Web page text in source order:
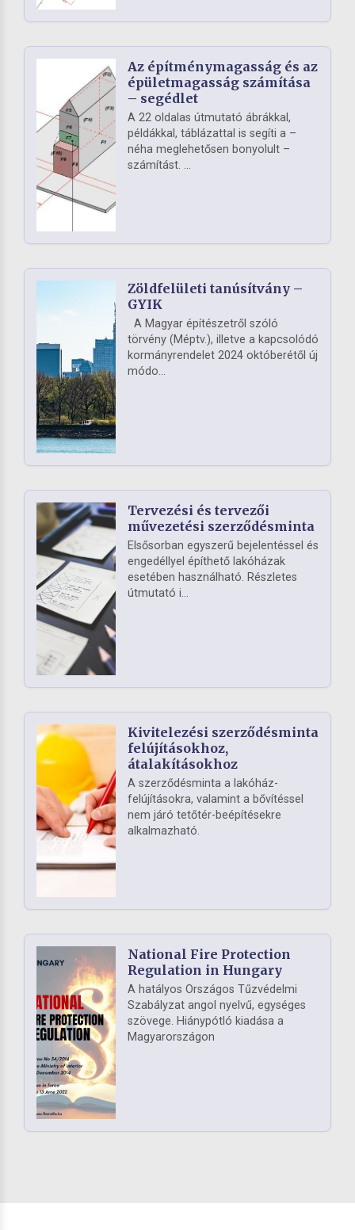
Az építménymagasság és az
épületmagasság számítása
– segédlet
A 22 oldalas útmutató ábrákkal,
példákkal, táblázattal is segíti a –
néha meglehetősen bonyolult –
számítást. ...
Zöldfelületi tanúsítvány –
GYIK
A Magyar építészetről szóló
törvény (Méptv.), illetve a kapcsolódó
kormányrendelet 2024 októberétől új
módo...
Tervezési és tervezői
művezetési szerződésminta
Elsősorban egyszerű bejelentéssel és
engedéllyel építhető lakóházak
esetében használható. Részletes
útmutató i...
Kivitelezési szerződésminta
felújításokhoz,
átalakításokhoz
A szerződésminta a lakóház-
felújításokra, valamint a bővítéssel
nem járó tetőtér-beépítésekre
alkalmazható.
National Fire Protection
Regulation in Hungary
A hatályos Országos Tűzvédelmi
Szabályzat angol nyelvű, egységes
szövege. Hiánypótló kiadása a
Magyarországon